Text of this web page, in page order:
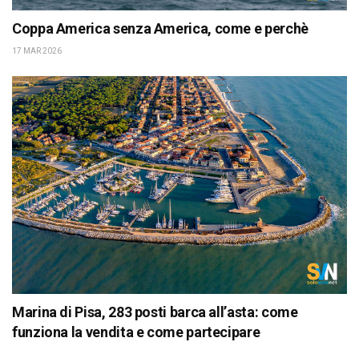
Coppa America senza America, come e perchè
17 MAR 2026
Marina di Pisa, 283 posti barca all’asta: come
funziona la vendita e come partecipare